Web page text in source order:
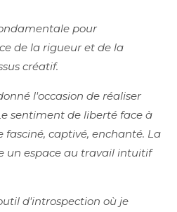
pour
de la rigueur et de la
créatif.
l'occasion de réaliser
sentiment de liberté face à
captivé, enchanté. La
un espace au travail intuitif
d'introspection où je